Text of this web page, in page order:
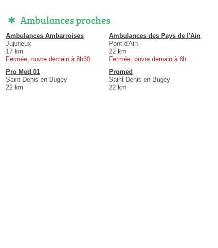
Ambulances proches
Ambulances Ambarroises
Jujurieux
17 km
Fermée, ouvre demain à 8h30
Ambulances des Pays de l'Ain
Pont-d'Ain
22 km
Fermée, ouvre demain à 8h
Pro Med 01
Saint-Denis-en-Bugey
22 km
Promed
Saint-Denis-en-Bugey
22 km